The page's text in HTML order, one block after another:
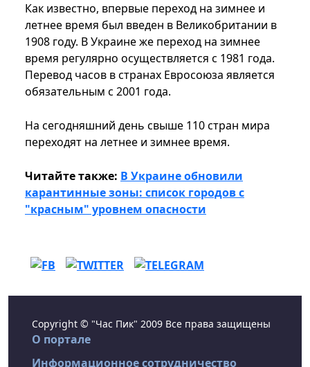
Как известно, впервые переход на зимнее и
летнее время был введен в Великобритании в
1908 году. В Украине же переход на зимнее
время регулярно осуществляется с 1981 года.
Перевод часов в странах Евросоюза является
обязательным с 2001 года.
На сегодняшний день свыше 110 стран мира
переходят на летнее и зимнее время.
Читайте также: В Украине обновили
карантинные зоны: список городов с
"красным" уровнем опасности
Copyright © "Час Пик" 2009 Все права защищены
О портале
Информационное сотрудничество